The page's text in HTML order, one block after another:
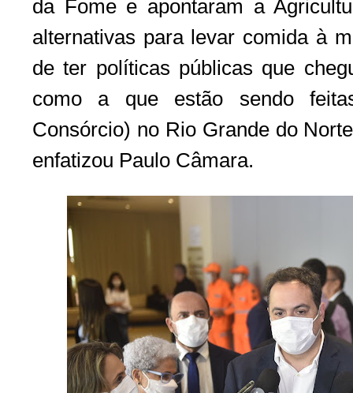
da Fome e apontaram a
alternativas para levar comida à
de ter políticas públicas que
como a que estão sendo
Consórcio) no Rio Grande do
enfatizou Paulo Câmara.